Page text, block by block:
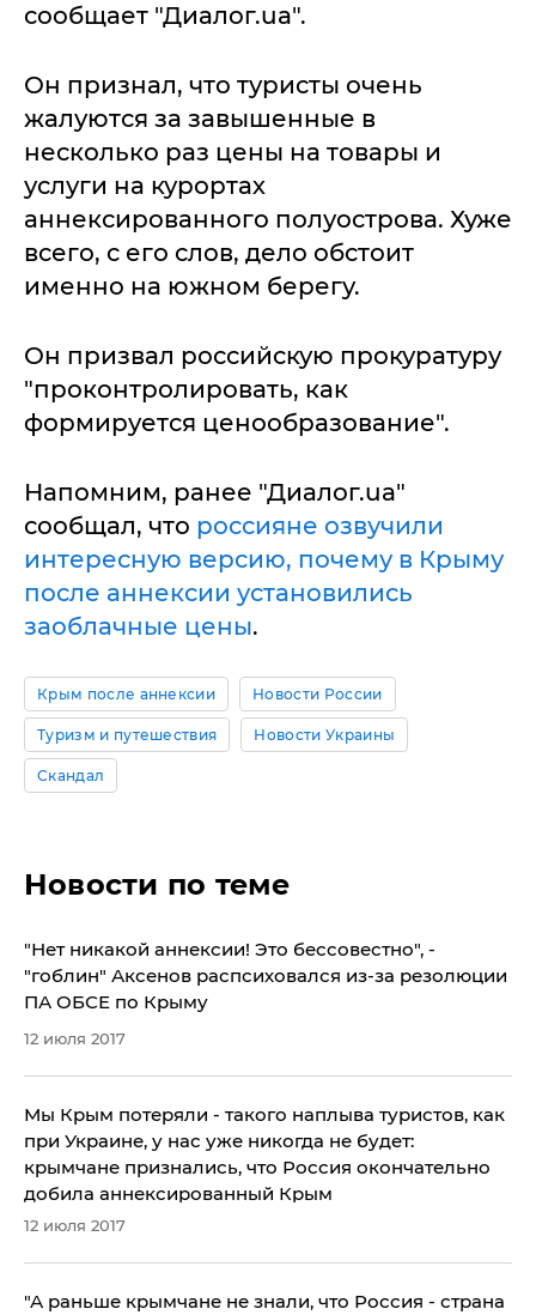
сообщает "Диалог.ua".
Он признал, что туристы очень
жалуются за завышенные в
несколько раз цены на товары и
услуги на курортах
аннексированного полуострова. Хуже
всего, с его слов, дело обстоит
именно на южном берегу.
Он призвал российскую прокуратуру
"проконтролировать, как
формируется ценообразование".
Напомним, ранее "Диалог.ua"
сообщал, что россияне озвучили
интересную версию, почему в Крыму
после аннексии установились
заоблачные цены.
Крым после аннексии Новости России
Туризм и путешествия Новости Украины
Скандал
Новости по теме
​"Нет никакой аннексии! Это бессовестно", -
"гоблин" Аксенов распсиховался из-за резолюции
ПА ОБСЕ по Крыму
12 июля 2017
Мы Крым потеряли - такого наплыва туристов, как
при Украине, у нас уже никогда не будет:
крымчане признались, что Россия окончательно
добила аннексированный Крым
12 июля 2017
"А раньше крымчане не знали, что Россия - страна